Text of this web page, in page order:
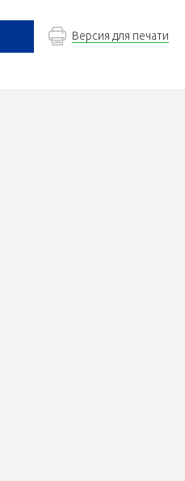
Версия для печати